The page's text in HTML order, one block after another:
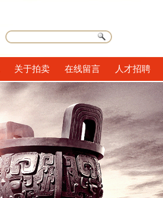
关于拍卖 在线留言 人才招聘